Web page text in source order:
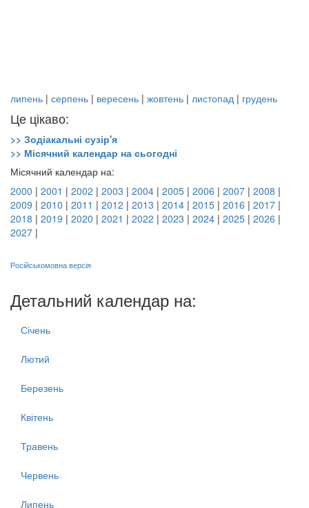
липень | серпень | вересень | жовтень | листопад | грудень
Це цікаво:
>> Зодіакальні сузір'я
>> Місячний календар на сьогодні
Місячний календар на:
2000 | 2001 | 2002 | 2003 | 2004 | 2005 | 2006 | 2007 | 2008 |
2009 | 2010 | 2011 | 2012 | 2013 | 2014 | 2015 | 2016 | 2017 |
2018 | 2019 | 2020 | 2021 | 2022 | 2023 | 2024 | 2025 | 2026 |
2027 |
Російськомовна версія
Детальний календар на:
Січень
Лютий
Березень
Квітень
Травень
Червень
Липень